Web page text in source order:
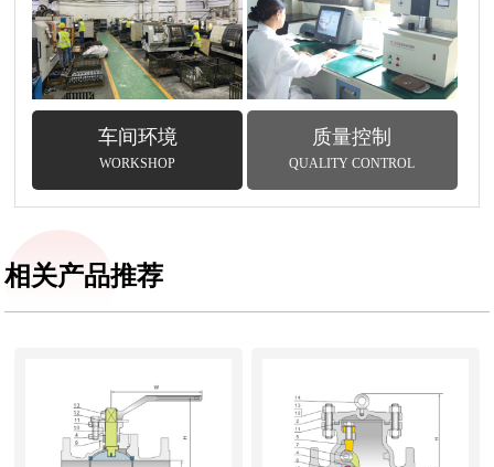
车间环境
WORKSHOP
质量控制
QUALITY CONTROL
相关产品推荐